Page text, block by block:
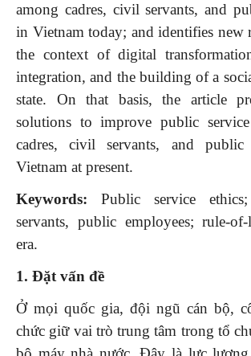
among cadres, civil servants, and
in Vietnam today; and identifies new
the context of digital
integration, and the building of a
state. On that basis, the article
solutions to improve public
cadres, civil servants, and public
Vietnam at present.
Keywords: Public service
servants, public employees; rule-
era.
1. Đặt vấn đề
Ở mọi quốc gia, đội ngũ cán bộ,
chức giữ vai trò trung tâm trong tổ